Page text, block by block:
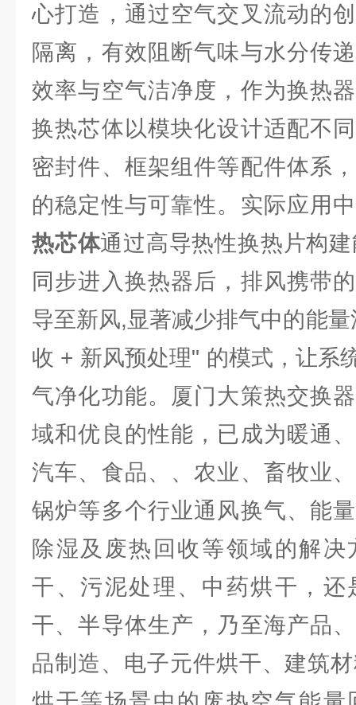
心打造，通过空气交叉流动的
隔离，有效阻断气味与水分传
效率与空气洁净度，作为换热
换热芯体以模块化设计适配不
密封件、框架组件等配件体系
的稳定性与可靠性。实际应用
热芯体通过高导热性换热片构
同步进入换热器后，排风携带
导至新风,显著减少排气中的能
收 + 新风预处理" 的模式，让系
气净化功能。厦门大策热交换
域和优良的性能，已成为暖通
汽车、食品、、农业、畜牧业
锅炉等多个行业通风换气、能
除湿及废热回收等领域的解
干、污泥处理、中药烘干，还
干、半导体生产，乃至海产品
品制造、电子元件烘干、建筑